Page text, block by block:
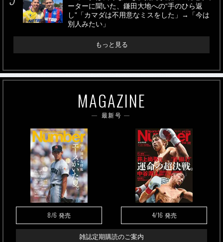
ーターに聞いた、鎌田大地への“手のひら返
し”「カマダは不用意なミスをした」→「今は
別人みたい」
もっと見る
MAGAZINE
最新号
8/6 発売 4/16 発売
雑誌定期購読のご案内